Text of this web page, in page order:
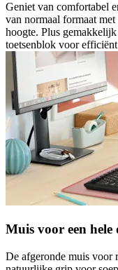
Geniet van comfortabel
van normaal formaat met
hoogte. Plus
toetsenblok voor
Muis voor een
De afgeronde muis voor